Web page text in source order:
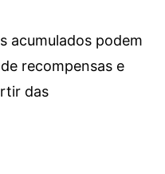
acumulados podem
recompensas e
das